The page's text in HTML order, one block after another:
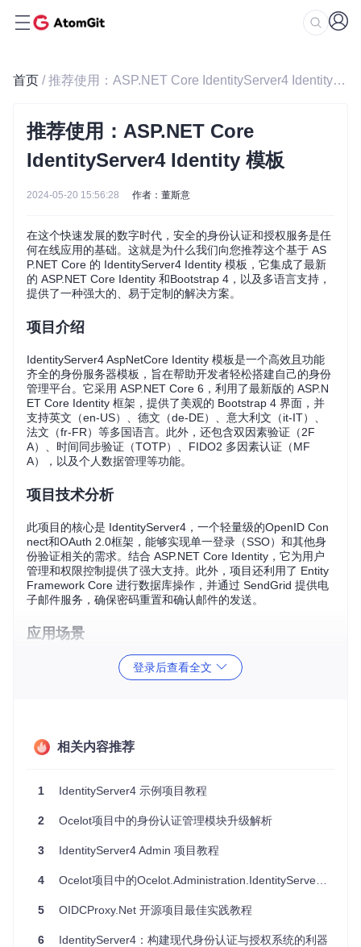
首页 / 推荐使用：ASP.NET Core IdentityServer4 Identity 模板
推荐使用：ASP.NET Core
IdentityServer4 Identity 模板
2024-05-20 15:56:28 作者：董斯意
在这个快速发展的数字时代，安全的身份认证和授权服务是任
何在线应用的基础。这就是为什么我们向您推荐这个基于 AS
P.NET Core 的 IdentityServer4 Identity 模板，它集成了最新
的 ASP.NET Core Identity 和Bootstrap 4，以及多语言支持，
提供了一种强大的、易于定制的解决方案。
项目介绍
IdentityServer4 AspNetCore Identity 模板是一个高效且功能
齐全的身份服务器模板，旨在帮助开发者轻松搭建自己的身份
管理平台。它采用 ASP.NET Core 6，利用了最新版的 ASP.N
ET Core Identity 框架，提供了美观的 Bootstrap 4 界面，并
支持英文（en-US）、德文（de-DE）、意大利文（it-IT）、
法文（fr-FR）等多国语言。此外，还包含双因素验证（2F
A）、时间同步验证（TOTP）、FIDO2 多因素认证（MF
A），以及个人数据管理等功能。
项目技术分析
此项目的核心是 IdentityServer4，一个轻量级的OpenID Con
nect和OAuth 2.0框架，能够实现单一登录（SSO）和其他身
份验证相关的需求。结合 ASP.NET Core Identity，它为用户
管理和权限控制提供了强大支持。此外，项目还利用了 Entity
Framework Core 进行数据库操作，并通过 SendGrid 提供电
子邮件服务，确保密码重置和确认邮件的发送。
应用场景
此模板适用于各种应用程序，包括但不限于：
跨多个服务或API的单点登录（SSO）环境
需要多语言支持的国际性项目
项目特点
灵活性：模板可轻松定制，适应不同的业务需求和数据库
：内置多种安全机制，如双因素验证和多因素认
证，保障用户账户的安全。
自动化部署：支持 Azure AD、证书和密钥库部署，简化运
前端优化：使用 npm 和 bundleconfig 安装和管理前端
登录后查看全文
相关内容推荐
1 IdentityServer4 示例项目教程
2 Ocelot项目中的身份认证管理模块升级解析
3 IdentityServer4 Admin 项目教程
4 Ocelot项目中的Ocelot.Administration.IdentityServer4 v24.0.1版本发布解析
5 OIDCProxy.Net 开源项目最佳实践教程
6 IdentityServer4：构建现代身份认证与授权系统的利器